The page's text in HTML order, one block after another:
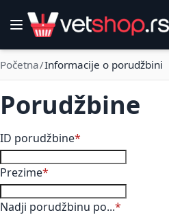
Skip to Content
Toggle Nav
Početna Informacije o porudžbini
Porudžbine
Informacije o porudžbini
ID porudžbine
Prezime
Nadji porudžbinu po...